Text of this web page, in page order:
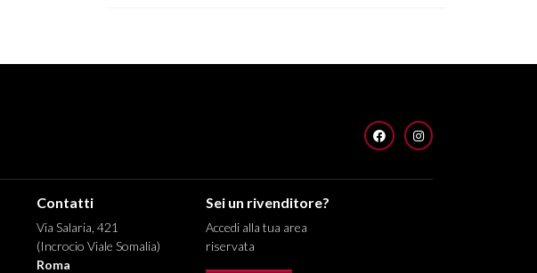
FACEBOOKINSTAGRAM
Contatti
Via Salaria, 421
(Incrocio Viale Somalia)
Roma
Sei un rivenditore?
Accedi alla tua area
riservata